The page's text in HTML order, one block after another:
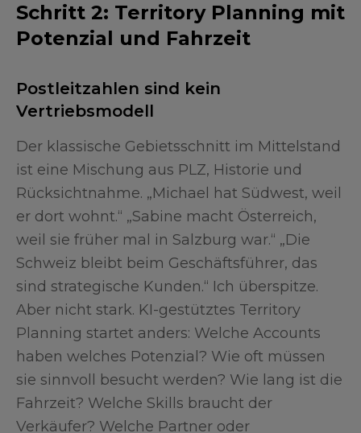
Schritt 2: Territory Planning mit
Potenzial und Fahrzeit
Postleitzahlen sind kein
Vertriebsmodell
Der klassische Gebietsschnitt im Mittelstand
ist eine Mischung aus PLZ, Historie und
Rücksichtnahme. „Michael hat Südwest, weil
er dort wohnt.“ „Sabine macht Österreich,
weil sie früher mal in Salzburg war.“ „Die
Schweiz bleibt beim Geschäftsführer, das
sind strategische Kunden.“ Ich überspitze.
Aber nicht stark. KI-gestütztes Territory
Planning startet anders: Welche Accounts
haben welches Potenzial? Wie oft müssen
sie sinnvoll besucht werden? Wie lang ist die
Fahrzeit? Welche Skills braucht der
Verkäufer? Welche Partner oder